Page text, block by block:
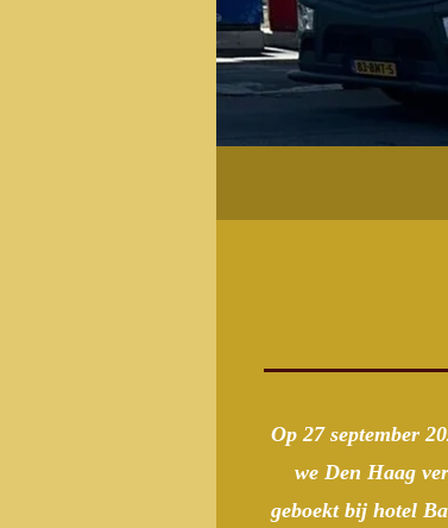
Op 27 september
we Den Haag
geboekt bij hotel